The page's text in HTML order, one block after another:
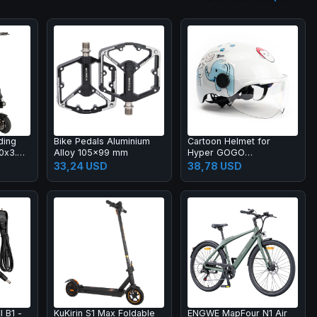
Light
Bike Pedals Aluminium
Alloy 105x99 mm
33,24 USD
Cartoon Helmet for
Hyper GOGO
Pioneer/Challenger/Cruiser
Series Children Electric
38,78 USD
B1 -
KuKirin S1 Max Foldable
ENGWE MapFour N1 Air